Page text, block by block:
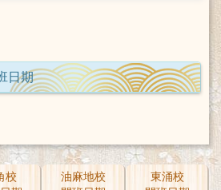
日期
校
油麻地校
東涌校